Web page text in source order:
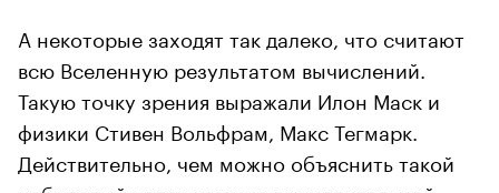
А некоторые заходят так далеко, что считают
всю Вселенную результатом вычислений.
Такую точку зрения выражали Илон Маск и
физики Стивен Вольфрам, Макс Тегмарк.
Действительно, чем можно объяснить такой